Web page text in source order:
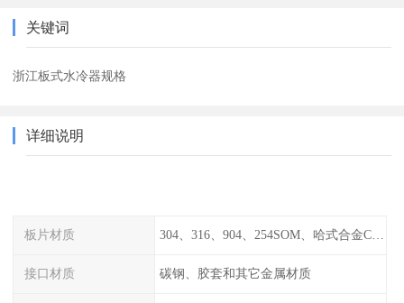
关键词
浙江板式水冷器规格
详细说明
板片材质 304、316、904、254SOM、哈式合金C-276、TA1等
接口材质 碳钢、胶套和其它金属材质